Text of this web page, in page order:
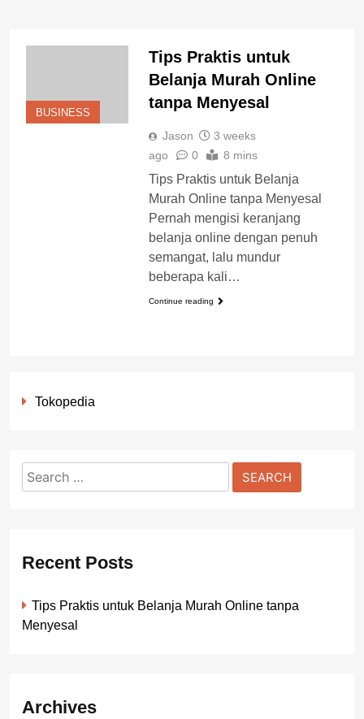
BUSINESS
Tips Praktis untuk
Belanja Murah Online
tanpa Menyesal
Jason
3 weeks
ago
0 8 mins
Tips Praktis untuk Belanja
Murah Online tanpa Menyesal
Pernah mengisi keranjang
belanja online dengan penuh
semangat, lalu mundur
beberapa kali…
Continue reading
Tokopedia
Search
for:
Recent Posts
Tips Praktis untuk Belanja Murah Online tanpa
Menyesal
Archives